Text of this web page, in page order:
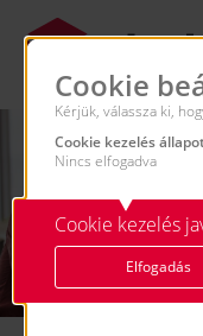
Cookie
Kérjük, válassza ki,
Cookie kezelés
Nincs elfogadva
Cookie kezelés
Elfogadás